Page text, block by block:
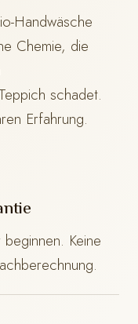
Handwäsche
Chemie, die
schadet.
Erfahrung.
Keine